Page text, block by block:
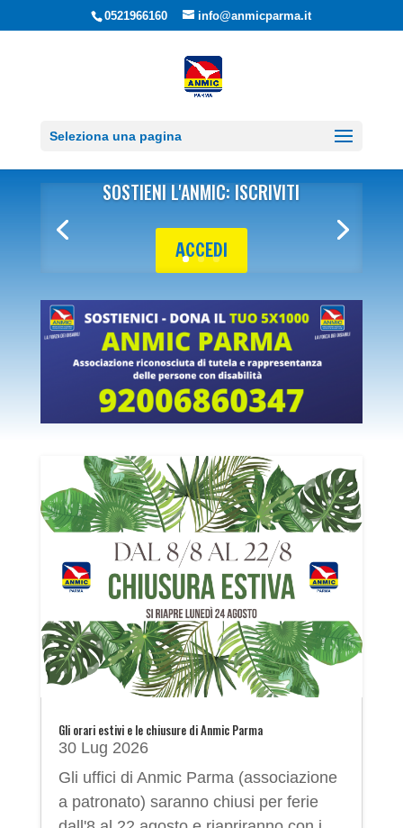
0521966160 info@anmicparma.it
Seleziona una pagina
SOSTIENI L'ANMIC: ISCRIVITI
ACCEDI
Gli orari estivi e le chiusure di Anmic Parma
30 Lug 2026
Gli uffici di Anmic Parma (associazione
a patronato) saranno chiusi per ferie